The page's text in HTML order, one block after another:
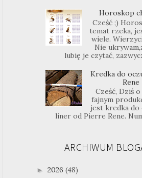
Horoskop
Cześć ;)
temat rzeka,
wiele.
Nie
lubię je czytać,
Kredka do
Rene
Cześć, Dziś
fajnym
jest kredka do
liner od Pierre Rene.
ARCHIWUM
► 2026 (48)